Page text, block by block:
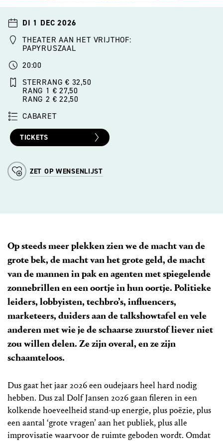
Op steeds meer plekken zien we de macht van de
grote bek, de macht van het grote geld, de macht
van de mannen in pak en agenten met spiegelende
zonnebrillen en een oortje in hun oortje. Politieke
leiders, lobbyisten, techbro’s, influencers,
marketeers, duiders aan de talkshowtafel en vele
anderen met wie je de schaarse zuurstof liever niet
zou willen delen. Ze zijn overal, en ze zijn
schaamteloos.
Dus gaat het jaar 2026 een oudejaars heel hard nodig
hebben. Dus zal Dolf Jansen 2026 gaan fileren in een
kolkende hoeveelheid stand-up energie, plus poëzie, plus
een aantal ‘grote vragen’ aan het publiek, plus alle
improvisatie waarvoor de ruimte geboden wordt. Omdat
DI 1 DEC 2026
THEATER AAN HET VRIJTHOF:
PAPYRUSZAAL
20:00
STERRANG € 32,50
RANG 1 € 27,50
RANG 2 € 22,50
CABARET
TICKETS
ZET OP WENSENLIJST